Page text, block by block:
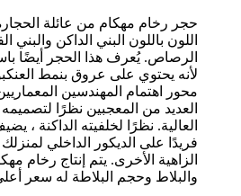
حجر رخام مهکام من عائلة
اللون باللون البني الداكن والبني
الرصاص. يُعرف هذا الحجر أيضًا
لأنه يحتوي على عروق بنمط
محور اهتمام المهندسين
العديد من المعجبين نظرًا لتصميمه
العالية. نظرًا لخلفيته الداكنة ،
فريدًا على الديكور الداخلي
الزاهية الأخرى. يتم إنتاج رخام
والبلاط وحجم البلاطة له سعر